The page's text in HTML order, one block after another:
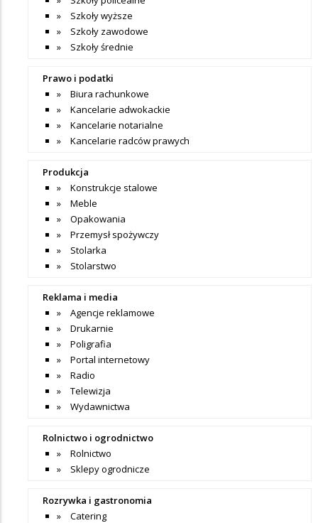
Szkoły wyższe
Szkoły zawodowe
Szkoły średnie
Prawo i podatki
Biura rachunkowe
Kancelarie adwokackie
Kancelarie notarialne
Kancelarie radców prawych
Produkcja
Konstrukcje stalowe
Meble
Opakowania
Przemysł spożywczy
Stolarka
Stolarstwo
Reklama i media
Agencje reklamowe
Drukarnie
Poligrafia
Portal internetowy
Radio
Telewizja
Wydawnictwa
Rolnictwo i ogrodnictwo
Rolnictwo
Sklepy ogrodnicze
Rozrywka i gastronomia
Catering